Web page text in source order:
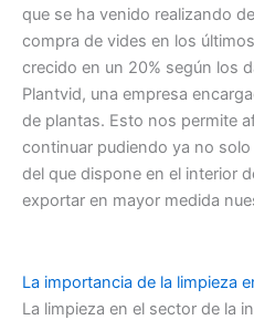
que se ha venido realizando
compra de vides en los
crecido en un 20% según los
Plantvid, una empresa
de plantas. Esto nos permite
continuar pudiendo ya no
del que dispone en el interior
exportar en mayor medida
La importancia de la limpieza
La limpieza en el sector de la